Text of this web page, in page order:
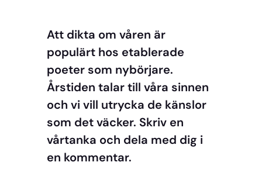
Att dikta om våren är
populärt hos etablerade
poeter som nybörjare.
Årstiden talar till våra sinnen
och vi vill utrycka de känslor
som det väcker. Skriv en
vårtanka och dela med dig i
en kommentar.